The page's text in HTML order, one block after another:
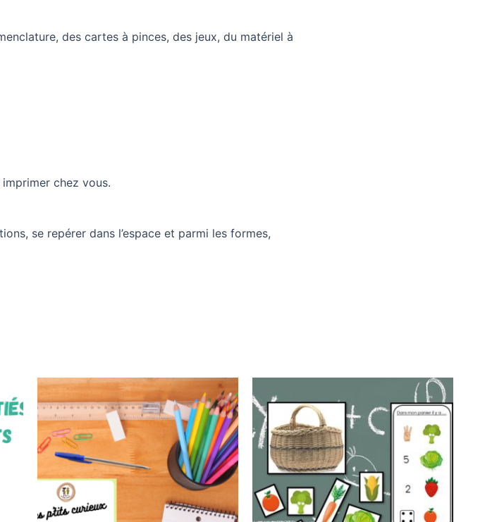
des cartes à pinces, des jeux, du matériel à
chez vous.
se repérer dans l’espace et parmi les formes,